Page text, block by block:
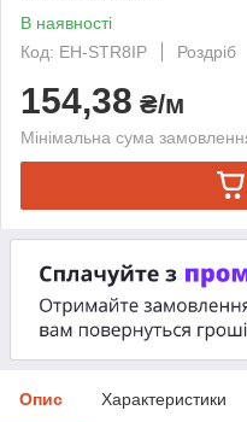
В наявності
Код: EH-STR8IP
Роздріб
154,38 ₴/м
Мінімальна сума
Опис Характеристики